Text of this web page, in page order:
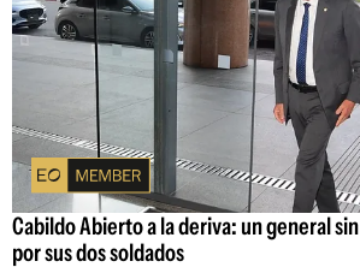
Cabildo Abierto a la deriva: un general
por sus dos soldados